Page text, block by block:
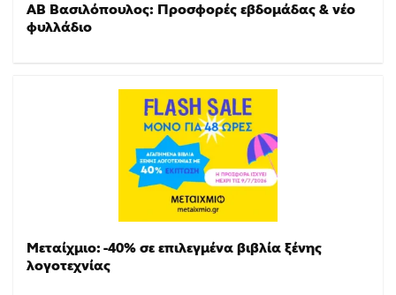
ΑΒ Βασιλόπουλος: Προσφορές εβδομάδας & νέο
φυλλάδιο
Μεταίχμιο: -40% σε επιλεγμένα βιβλία ξένης
λογοτεχνίας